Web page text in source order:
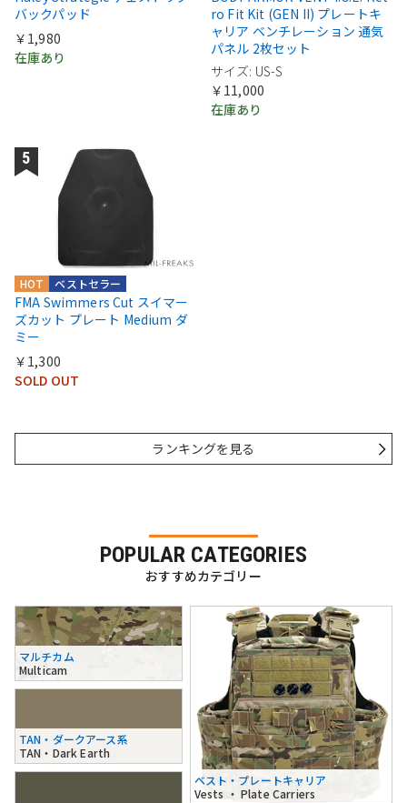
バックパッド
￥1,980
在庫あり
ro Fit Kit (GEN II) プレートキ
ャリア ベンチレーション 通気
パネル 2枚セット
サイズ: US-S
￥11,000
在庫あり
ベストセラー
HOT
FMA Swimmers Cut スイマー
ズカット プレート Medium ダ
ミー
￥1,300
SOLD OUT
ランキングを見る
POPULAR CATEGORIES
おすすめカテゴリー
マルチカム
Multicam
TAN・ダークアース系
TAN・Dark Earth
ベスト・プレートキャリア
Vests ・ Plate Carriers